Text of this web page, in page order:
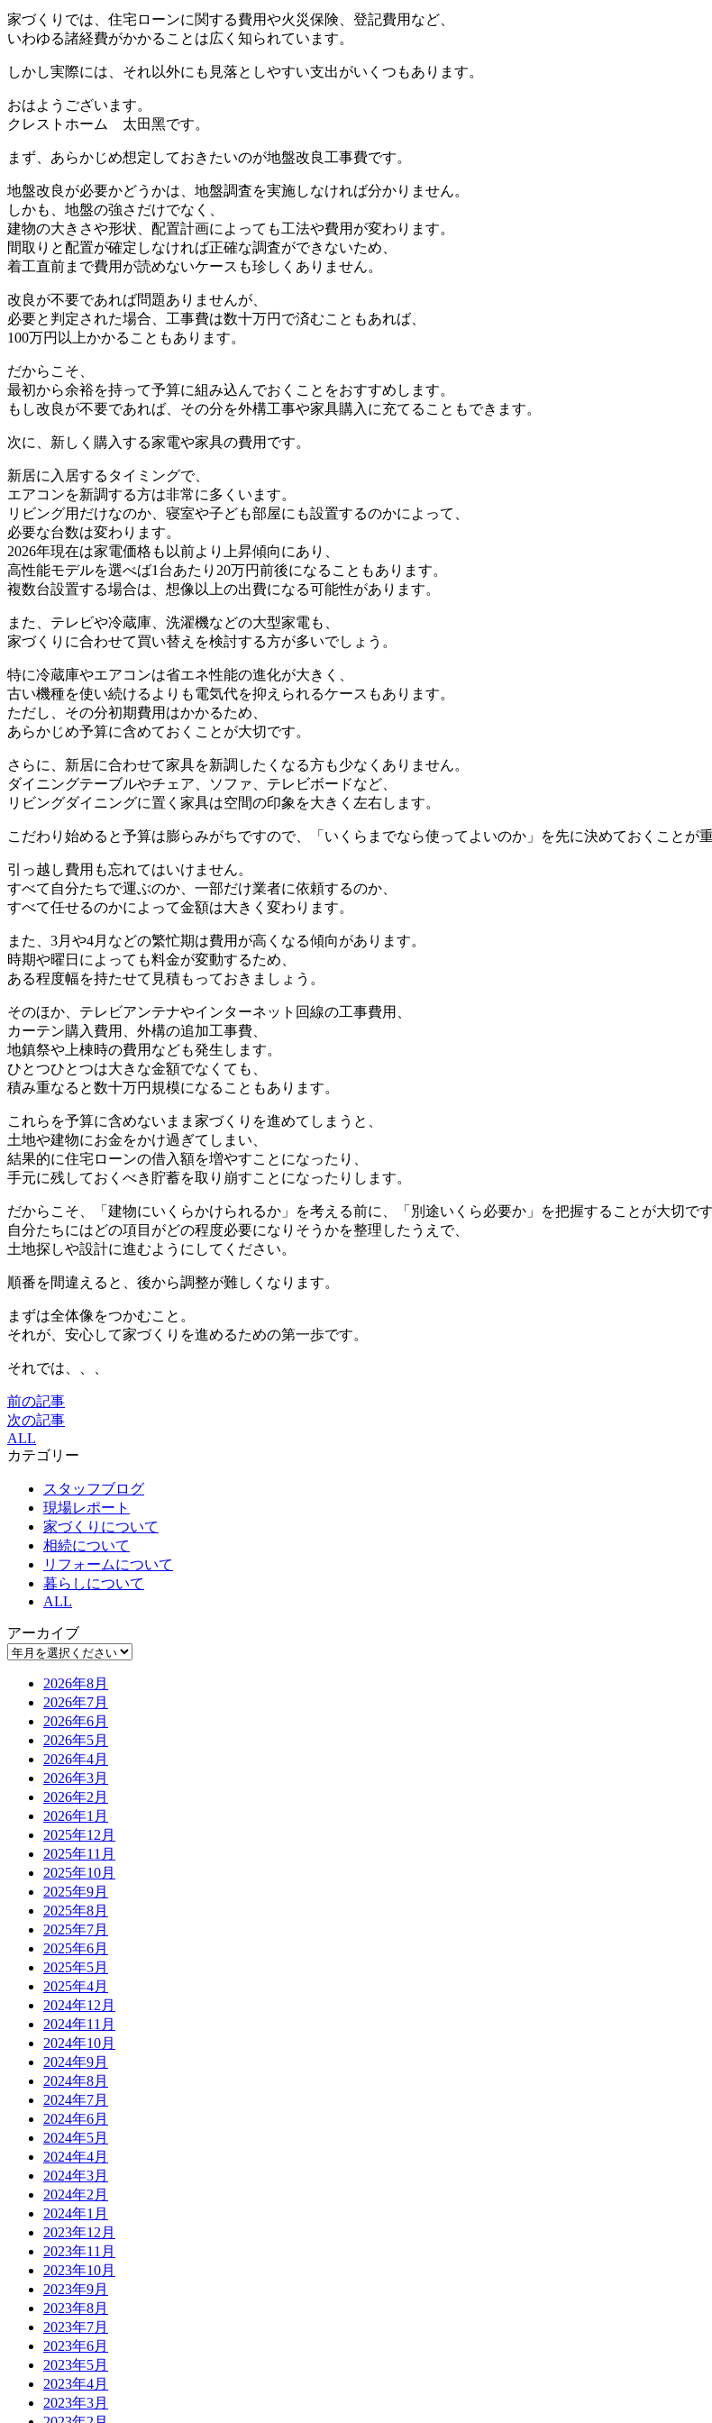
家づくりでは、住宅ローンに関する費用や火災保険、登記費用など、
いわゆる諸経費がかかることは広く知られています。
しかし実際には、それ以外にも見落としやすい支出がいくつもあります。
おはようございます。
クレストホーム 太田黑です。
まず、あらかじめ想定しておきたいのが地盤改良工事費です。
地盤改良が必要かどうかは、地盤調査を実施しなければ分かりません。
しかも、地盤の強さだけでなく、
建物の大きさや形状、配置計画によっても工法や費用が変わります。
間取りと配置が確定しなければ正確な調査ができないため、
着工直前まで費用が読めないケースも珍しくありません。
改良が不要であれば問題ありませんが、
必要と判定された場合、工事費は数十万円で済むこともあれば、
100万円以上かかることもあります。
だからこそ、
最初から余裕を持って予算に組み込んでおくことをおすすめします。
もし改良が不要であれば、その分を外構工事や家具購入に充てることもできます。
次に、新しく購入する家電や家具の費用です。
新居に入居するタイミングで、
エアコンを新調する方は非常に多くいます。
リビング用だけなのか、寝室や子ども部屋にも設置するのかによって、
必要な台数は変わります。
2026年現在は家電価格も以前より上昇傾向にあり、
高性能モデルを選べば1台あたり20万円前後になることもあります。
複数台設置する場合は、想像以上の出費になる可能性があります。
また、テレビや冷蔵庫、洗濯機などの大型家電も、
家づくりに合わせて買い替えを検討する方が多いでしょう。
特に冷蔵庫やエアコンは省エネ性能の進化が大きく、
古い機種を使い続けるよりも電気代を抑えられるケースもあります。
ただし、その分初期費用はかかるため、
あらかじめ予算に含めておくことが大切です。
さらに、新居に合わせて家具を新調したくなる方も少なくありません。
ダイニングテーブルやチェア、ソファ、テレビボードなど、
リビングダイニングに置く家具は空間の印象を大きく左右します。
こだわり始めると予算は膨らみがちですので、「いくらまでなら使ってよいのか」を先に決めておくことが重
引っ越し費用も忘れてはいけません。
すべて自分たちで運ぶのか、一部だけ業者に依頼するのか、
すべて任せるのかによって金額は大きく変わります。
また、3月や4月などの繁忙期は費用が高くなる傾向があります。
時期や曜日によっても料金が変動するため、
ある程度幅を持たせて見積もっておきましょう。
そのほか、テレビアンテナやインターネット回線の工事費用、
カーテン購入費用、外構の追加工事費、
地鎮祭や上棟時の費用なども発生します。
ひとつひとつは大きな金額でなくても、
積み重なると数十万円規模になることもあります。
これらを予算に含めないまま家づくりを進めてしまうと、
土地や建物にお金をかけ過ぎてしまい、
結果的に住宅ローンの借入額を増やすことになったり、
手元に残しておくべき貯蓄を取り崩すことになったりします。
だからこそ、「建物にいくらかけられるか」を考える前に、「別途いくら必要か」を把握することが大切です
自分たちにはどの項目がどの程度必要になりそうかを整理したうえで、
土地探しや設計に進むようにしてください。
順番を間違えると、後から調整が難しくなります。
まずは全体像をつかむこと。
それが、安心して家づくりを進めるための第一歩です。
それでは、、、
前の記事
次の記事
ALL
カテゴリー
スタッフブログ
現場レポート
家づくりについて
相続について
リフォームについて
暮らしについて
ALL
アーカイブ
2026年8月
2026年7月
2026年6月
2026年5月
2026年4月
2026年3月
2026年2月
2026年1月
2025年12月
2025年11月
2025年10月
2025年9月
2025年8月
2025年7月
2025年6月
2025年5月
2025年4月
2024年12月
2024年11月
2024年10月
2024年9月
2024年8月
2024年7月
2024年6月
2024年5月
2024年4月
2024年3月
2024年2月
2024年1月
2023年12月
2023年11月
2023年10月
2023年9月
2023年8月
2023年7月
2023年6月
2023年5月
2023年4月
2023年3月